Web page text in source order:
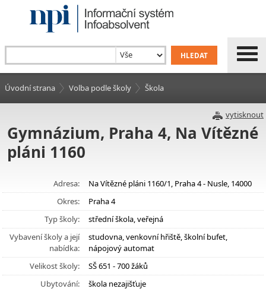
Úvodní strana Volba podle školy Škola
vytisknout
Gymnázium, Praha 4, Na Vítězné
pláni 1160
Adresa:
Na Vítězné pláni 1160/1, Praha 4 - Nusle, 14000
Okres:
Praha 4
Typ školy:
střední škola, veřejná
Vybavení školy a její
nabídka:
studovna, venkovní hřiště, školní bufet,
nápojový automat
Velikost školy:
SŠ 651 - 700 žáků
Ubytování:
škola nezajišťuje